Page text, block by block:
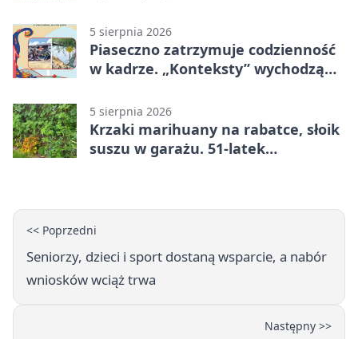
5 sierpnia 2026
Piaseczno zatrzymuje codzienność
w kadrze. „Konteksty” wychodzą
5 sierpnia 2026
Krzaki marihuany na rabatce, słoik
suszu w garażu. 51-latek
<< Poprzedni
Seniorzy, dzieci i sport dostaną wsparcie, a nabór
wniosków wciąż trwa
Następny >>